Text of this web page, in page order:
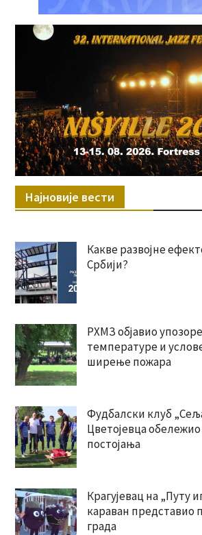
Најновије вести
Какве развојне
Србији?
РХМЗ објавио
температуре и
ширење пожара
Фудбалски клуб
Цветојевца обележио
постојања
Крагујевац на „Путу
караван представио
града